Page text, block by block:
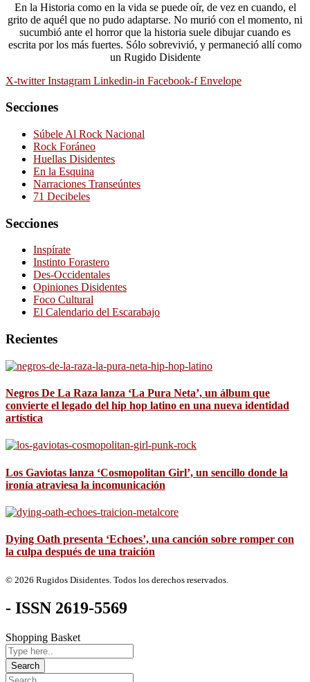
En la Historia como en la vida se puede oír, de vez en cuando, el
grito de aquél que no pudo adaptarse. No murió con el momento, ni
sucumbió ante el horror que la historia suele dibujar cuando es
escrita por los más fuertes. Sólo sobrevivió, y permaneció allí como
un Rugido Disidente
X-twitter Instagram Linkedin-in Facebook-f Envelope
Secciones
Súbele Al Rock Nacional
Rock Foráneo
Huellas Disidentes
En la Esquina
Narraciones Transeúntes
71 Decibeles
Secciones
Inspírate
Instinto Forastero
Des-Occidentales
Opiniones Disidentes
Foco Cultural
El Calendario del Escarabajo
Recientes
Negros De La Raza lanza ‘La Pura Neta’, un álbum que
convierte el legado del hip hop latino en una nueva identidad
artística
Los Gaviotas lanza ‘Cosmopolitan Girl’, un sencillo donde la
ironía atraviesa la incomunicación
Dying Oath presenta ‘Echoes’, una canción sobre romper con
la culpa después de una traición
© 2026 Rugidos Disidentes. Todos los derechos reservados.
- ISSN 2619-5569
Shopping Basket